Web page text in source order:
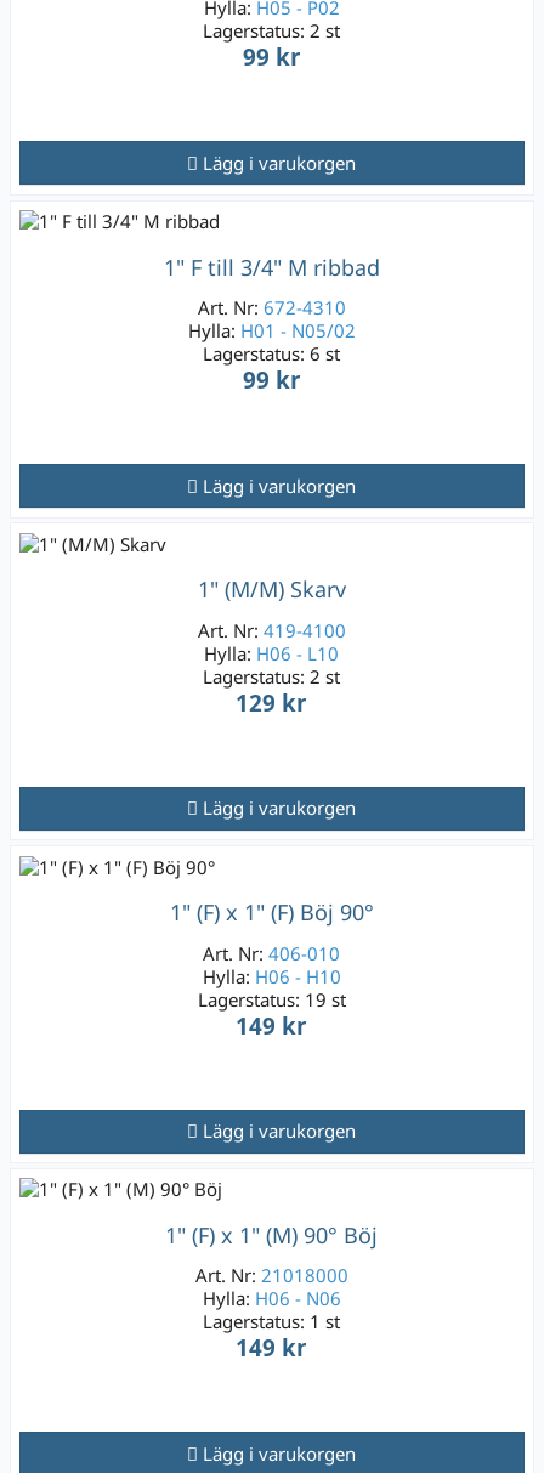
Hylla: H05 - P02
Lagerstatus:2 st
99 kr
Lägg i varukorgen
1" F till 3/4" M ribbad
Art. Nr: 672-4310
Hylla: H01 - N05/02
Lagerstatus:6 st
99 kr
Lägg i varukorgen
1" (M/M) Skarv
Art. Nr: 419-4100
Hylla: H06 - L10
Lagerstatus: 2 st
129 kr
Lägg i varukorgen
1" (F) x 1" (F) Böj 90°
Art. Nr:406-010
Hylla: H06 - H10
Lagerstatus: 19 st
149 kr
Lägg i varukorgen
1" (F) x 1" (M) 90° Böj
Art. Nr: 21018000
Hylla: H06 - N06
Lagerstatus: 1 st
149 kr
Lägg i varukorgen